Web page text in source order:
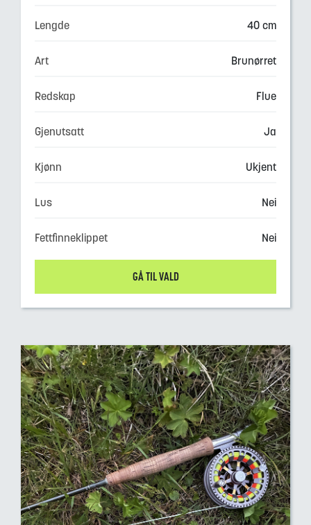
Lengde 40 cm
Art Brunørret
Redskap Flue
Gjenutsatt Ja
Kjønn Ukjent
Lus Nei
Fettfinneklippet Nei
GÅ TIL VALD